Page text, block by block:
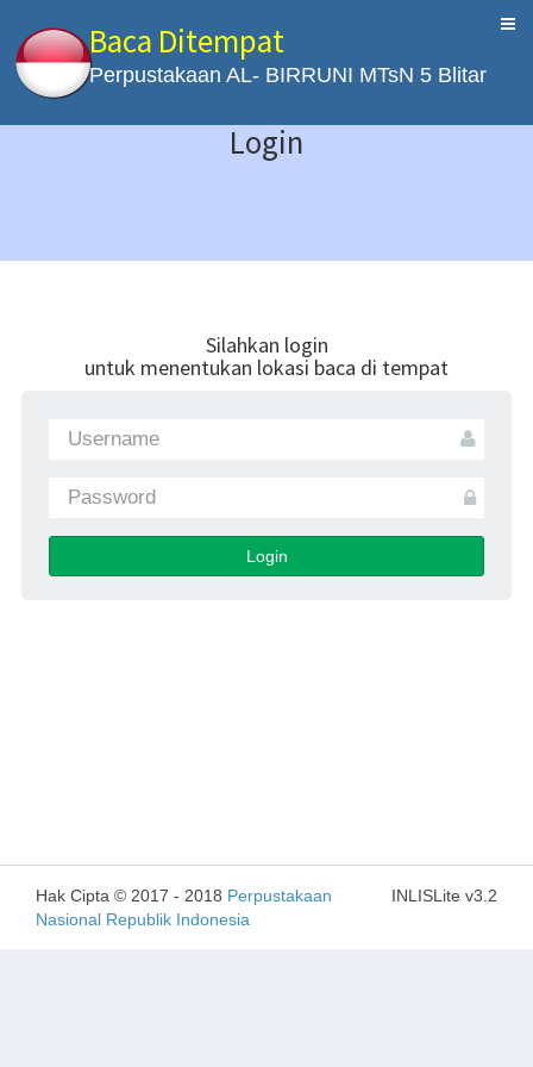
Baca Ditempat
Perpustakaan AL- BIRRUNI MTsN 5 Blitar
Login
Silahkan login
untuk menentukan lokasi baca di tempat
Login
INLISLite v3.2
Hak Cipta © 2017 - 2018 Perpustakaan
Nasional Republik Indonesia